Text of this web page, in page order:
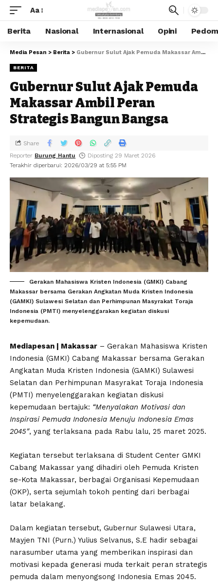
Aa
Berita Nasional Internasional Opini
Media Pesan > Berita > Gubernur Sulut Ajak Pemuda Makassar Ambil Peran Strategis Bangun Bangsa
BERITA
Gubernur Sulut Ajak Pemuda
Makassar Ambil Peran
Strategis Bangun Bangsa
Terakhir diperbarui: 2026/03/29 at 5:55 PM
Reporter Burung Hantu Diposting 29 Maret 2026
Share
Gerakan Mahasiswa Kristen Indonesia (GMKI) Cabang
Makassar bersama Gerakan Angkatan Muda Kristen Indonesia
(GAMKI) Sulawesi Selatan dan Perhimpunan Masyrakat Toraja
Indonesia (PMTI) menyelenggarakan kegiatan diskusi
kepemudaan.
Mediapesan | Makassar – Gerakan Mahasiswa Kristen
Indonesia (GMKI) Cabang Makassar bersama Gerakan
Angkatan Muda Kristen Indonesia (GAMKI) Sulawesi
Selatan dan Perhimpunan Masyrakat Toraja Indonesia
(PMTI) menyelenggarakan kegiatan diskusi
kepemudaan bertajuk: “Menyalakan Motivasi dan
Inspirasi Pemuda Indonesia Menuju Indonesia Emas
2045″, yang terlaksana pada Rabu lalu, 25 maret 2025.
Kegiatan tersebut terlaksana di Student Center GMKI
Cabang Makassar yang dihadiri oleh Pemuda Kristen
se-Kota Makassar, berbagai Organisasi Kepemudaan
(OKP), serta sejumlah tokoh penting dari berbagai
latar belakang.
Dalam kegiatan tersebut, Gubernur Sulawesi Utara,
Mayjen TNI (Purn.) Yulius Selvanus, S.E hadir sebagai
narasumber utama yang memberikan inspirasi dan
motivasi kepada generasi muda terkait peran strategis
pemuda dalam menyongsong Indonesia Emas 2045.